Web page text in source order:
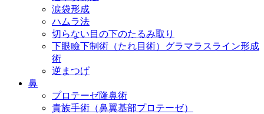
涙袋形成
ハムラ法
切らない目の下のたるみ取り
下眼瞼下制術（たれ目術）グラマラスライン形成
術
逆まつげ
鼻
プロテーゼ隆鼻術
貴族手術（鼻翼基部プロテーゼ）